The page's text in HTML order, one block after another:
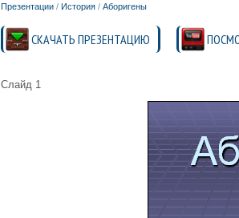
Презентации/ История/ Аборигены
СКАЧАТЬ ПРЕЗЕНТАЦИЮ
Слайд 1